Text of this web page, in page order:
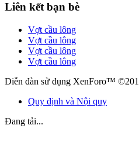
Liên kết bạn bè
Vợt cầu lông
Vợt cầu lông
Vợt cầu lông
Vợt cầu lông
Diễn đàn sử dụng XenForo™
Quy định và Nội quy
Đang tải...